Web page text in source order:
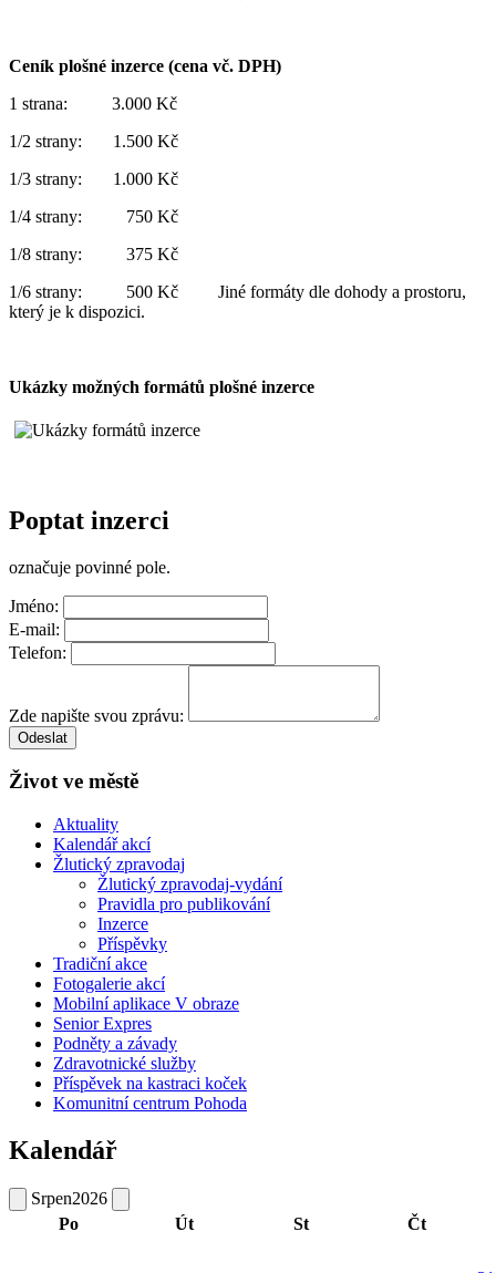
Ceník plošné inzerce (cena vč. DPH)
1 strana: 3.000 Kč
1/2 strany: 1.500 Kč
1/3 strany: 1.000 Kč
1/4 strany: 750 Kč
1/8 strany: 375 Kč
1/6 strany: 500 Kč Jiné formáty dle dohody a prostoru,
který je k dispozici.
Ukázky možných formátů plošné inzerce
Poptat inzerci
označuje povinné pole.
Jméno:
E-mail:
Telefon:
Zde napište svou zprávu:
Odeslat
Život ve městě
Aktuality
Kalendář akcí
Žlutický zpravodaj
Žlutický zpravodaj-vydání
Pravidla pro publikování
Inzerce
Příspěvky
Tradiční akce
Fotogalerie akcí
Mobilní aplikace V obraze
Senior Expres
Podněty a závady
Zdravotnické služby
Příspěvek na kastraci koček
Komunitní centrum Pohoda
Kalendář
Srpen2026
Po
Út St Čt